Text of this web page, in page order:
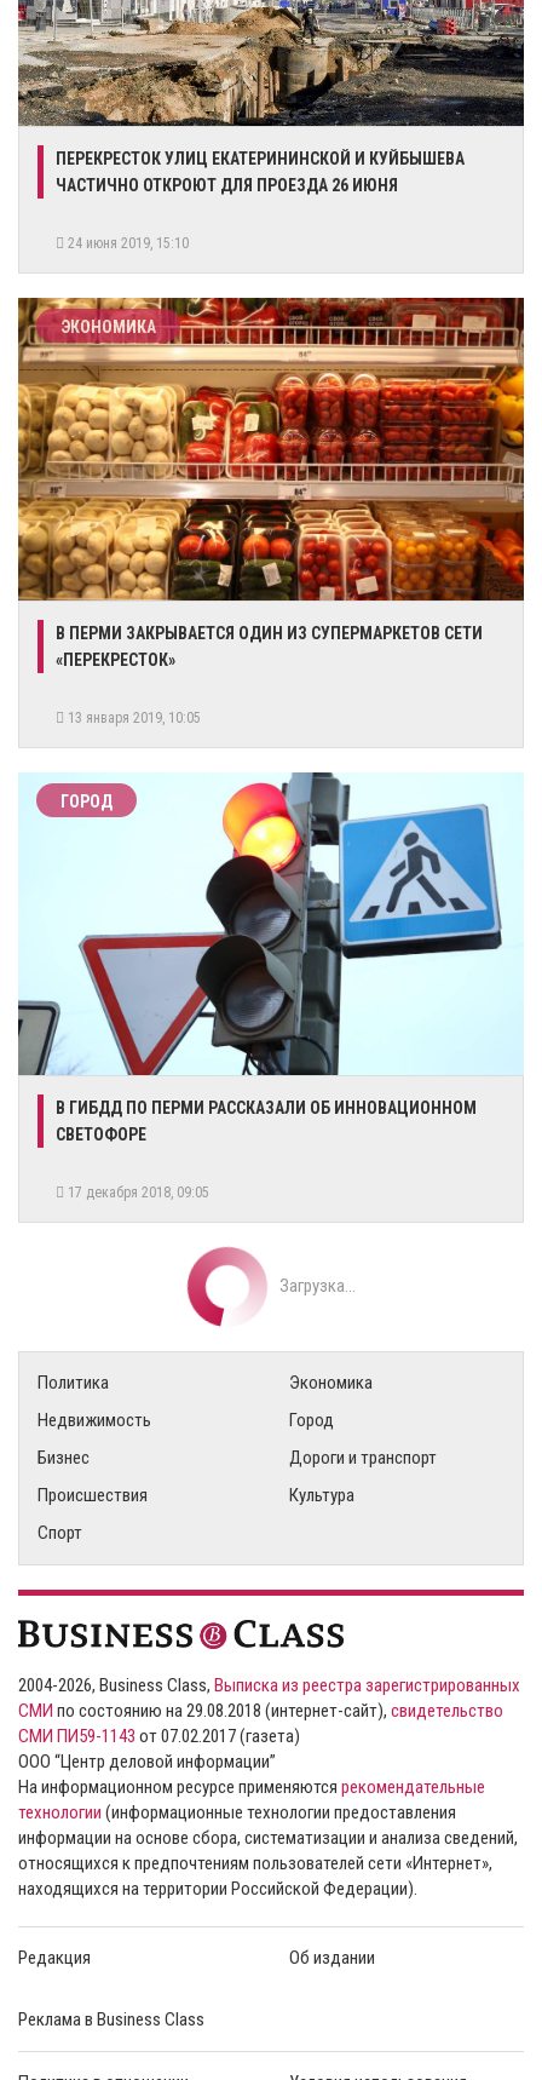
ПЕРЕКРЕСТОК УЛИЦ ЕКАТЕРИНИНСКОЙ И КУЙБЫШЕВА
ЧАСТИЧНО ОТКРОЮТ ДЛЯ ПРОЕЗДА 26 ИЮНЯ
24 июня 2019, 15:10
ЭКОНОМИКА
В ПЕРМИ ЗАКРЫВАЕТСЯ ОДИН ИЗ СУПЕРМАРКЕТОВ СЕТИ
«ПЕРЕКРЕСТОК»
13 января 2019, 10:05
ГОРОД
​В ГИБДД ПО ПЕРМИ РАССКАЗАЛИ ОБ ИННОВАЦИОННОМ
СВЕТОФОРЕ
17 декабря 2018, 09:05
Загрузка...
Политика
Экономика
Недвижимость
Город
Бизнес
Дороги и транспорт
Происшествия
Культура
Спорт
2004-2026, Business Class, Выписка из реестра зарегистрированных
СМИ по состоянию на 29.08.2018 (интернет-сайт), свидетельство
СМИ ПИ59-1143 от 07.02.2017 (газета)
ООО “Центр деловой информации”
На информационном ресурсе применяются рекомендательные
технологии (информационные технологии предоставления
информации на основе сбора, систематизации и анализа сведений,
относящихся к предпочтениям пользователей сети «Интернет»,
находящихся на территории Российской Федерации).
Редакция Об издании
Реклама в Business Class